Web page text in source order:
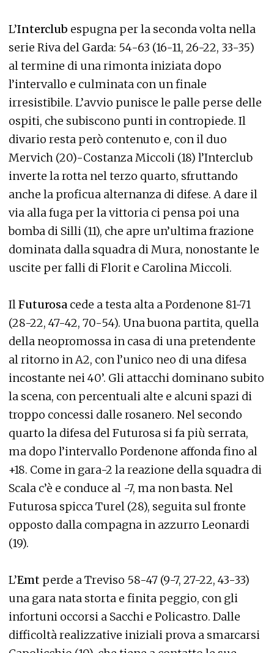
L’Interclub espugna per la seconda volta nella
serie Riva del Garda: 54-63 (16-11, 26-22, 33-35)
al termine di una rimonta iniziata dopo
l’intervallo e culminata con un finale
irresistibile. L’avvio punisce le palle perse delle
ospiti, che subiscono punti in contropiede. Il
divario resta però contenuto e, con il duo
Mervich (20)-Costanza Miccoli (18) l’Interclub
inverte la rotta nel terzo quarto, sfruttando
anche la proficua alternanza di difese. A dare il
via alla fuga per la vittoria ci pensa poi una
bomba di Silli (11), che apre un’ultima frazione
dominata dalla squadra di Mura, nonostante le
uscite per falli di Florit e Carolina Miccoli.
IlFuturosa cede a testa alta a Pordenone 81-71
(28-22, 47-42, 70-54). Una buona partita, quella
della neopromossa in casa di una pretendente
al ritorno in A2, con l’unico neo di una difesa
incostante nei 40’. Gli attacchi dominano subito
la scena, con percentuali alte e alcuni spazi di
troppo concessi dalle rosanero. Nel secondo
quarto la difesa del Futurosa si fa più serrata,
ma dopo l’intervallo Pordenone affonda fino al
+18. Come in gara-2 la reazione della squadra di
Scala c’è e conduce al -7, ma non basta. Nel
Futurosa spicca Turel (28), seguita sul fronte
opposto dalla compagna in azzurro Leonardi
(19).
L’Emt perde a Treviso 58-47 (9-7, 27-22, 43-33)
una gara nata storta e finita peggio, con gli
infortuni occorsi a Sacchi e Policastro. Dalle
difficoltà realizzative iniziali prova a smarcarsi